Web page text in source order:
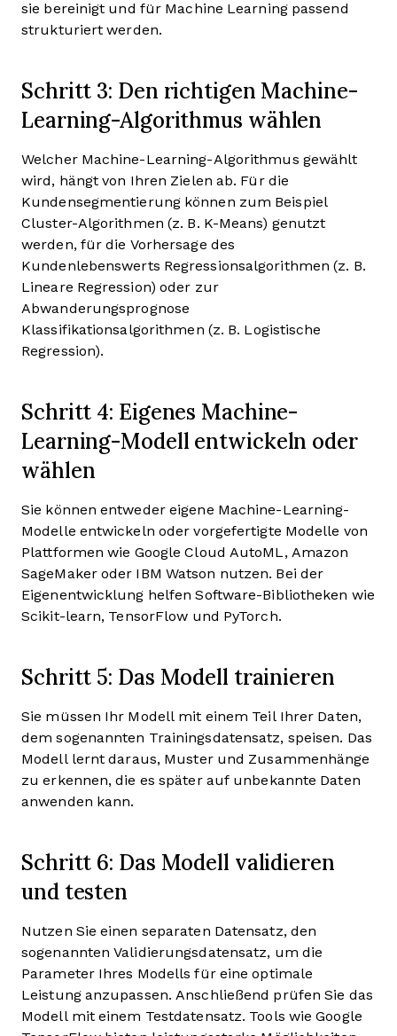
sie bereinigt und für Machine Learning passend
strukturiert werden.
Schritt 3: Den richtigen Machine-
Learning-Algorithmus wählen
Welcher Machine-Learning-Algorithmus gewählt
wird, hängt von Ihren Zielen ab. Für die
Kundensegmentierung können zum Beispiel
Cluster-Algorithmen (z. B. K-Means) genutzt
werden, für die Vorhersage des
Kundenlebenswerts Regressionsalgorithmen (z. B.
Lineare Regression) oder zur
Abwanderungsprognose
Klassifikationsalgorithmen (z. B. Logistische
Regression).
Schritt 4: Eigenes Machine-
Learning-Modell entwickeln oder
wählen
Sie können entweder eigene Machine-Learning-
Modelle entwickeln oder vorgefertigte Modelle von
Plattformen wie Google Cloud AutoML, Amazon
SageMaker oder IBM Watson nutzen. Bei der
Eigenentwicklung helfen Software-Bibliotheken wie
Scikit-learn, TensorFlow und PyTorch.
Schritt 5: Das Modell trainieren
Sie müssen Ihr Modell mit einem Teil Ihrer Daten,
dem sogenannten Trainingsdatensatz, speisen. Das
Modell lernt daraus, Muster und Zusammenhänge
zu erkennen, die es später auf unbekannte Daten
anwenden kann.
Schritt 6: Das Modell validieren
und testen
Nutzen Sie einen separaten Datensatz, den
sogenannten Validierungsdatensatz, um die
Parameter Ihres Modells für eine optimale
Leistung anzupassen. Anschließend prüfen Sie das
Modell mit einem Testdatensatz. Tools wie Google